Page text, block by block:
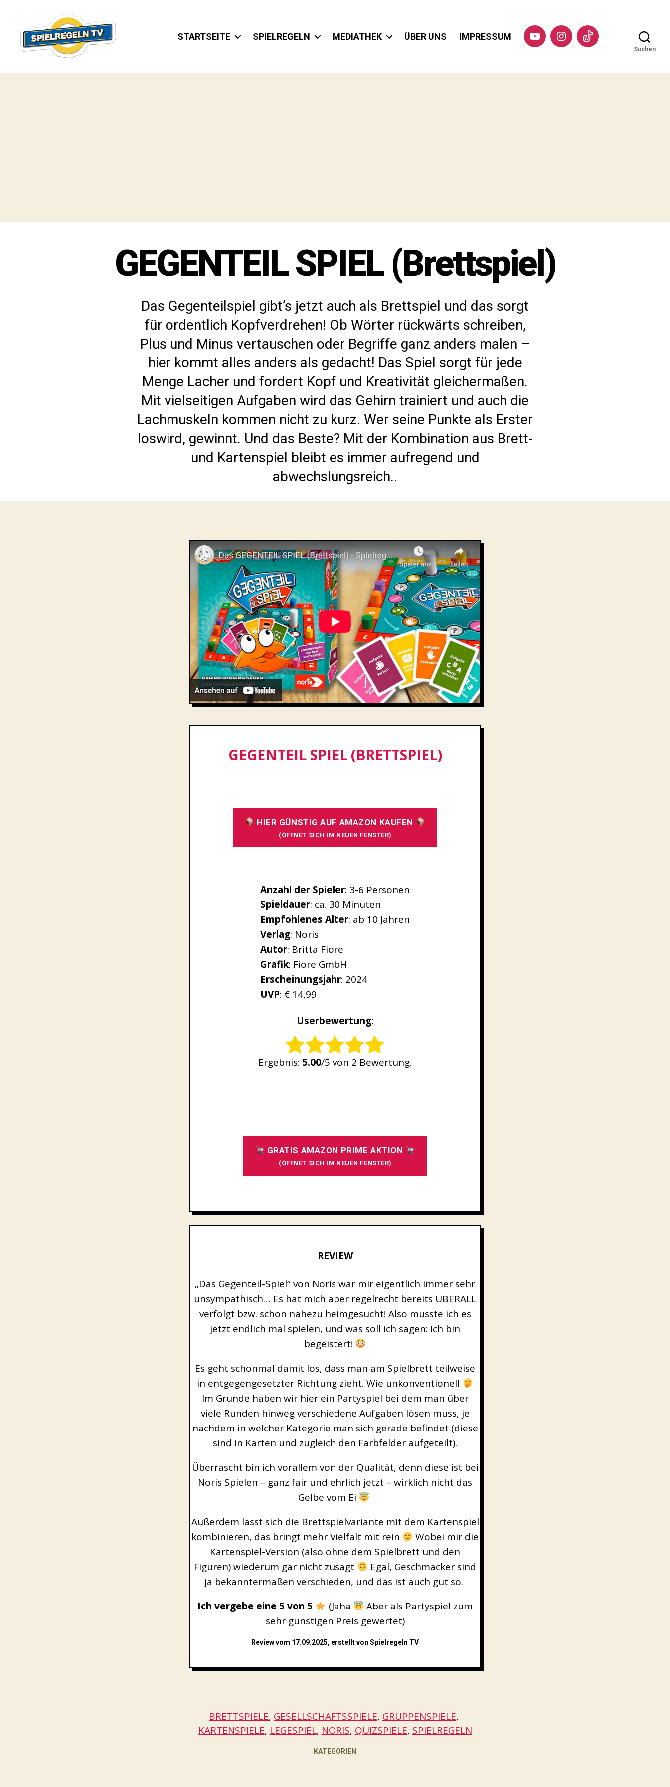
TV
STARTSEITE SPIELREGELN MEDIATHEK ÜBER UNS IMPRESSUM YouTubeInstagramTikTok
Suchen
GEGENTEIL SPIEL (Brettspiel)
Das Gegenteilspiel gibt’s jetzt auch als Brettspiel und das sorgt
für ordentlich Kopfverdrehen! Ob Wörter rückwärts schreiben,
Plus und Minus vertauschen oder Begriffe ganz anders malen –
hier kommt alles anders als gedacht! Das Spiel sorgt für jede
Menge Lacher und fordert Kopf und Kreativität gleichermaßen.
Mit vielseitigen Aufgaben wird das Gehirn trainiert und auch die
Lachmuskeln kommen nicht zu kurz. Wer seine Punkte als Erster
loswird, gewinnt. Und das Beste? Mit der Kombination aus Brett-
und Kartenspiel bleibt es immer aufregend und
abwechslungsreich..
GEGENTEIL SPIEL (BRETTSPIEL)
HIER GÜNSTIG AUF AMAZON KAUFEN
(ÖFFNET SICH IM NEUEN FENSTER)
Anzahl der Spieler: 3-6 Personen
Spieldauer: ca. 30 Minuten
Empfohlenes Alter: ab 10 Jahren
Verlag: Noris
Autor: Britta Fiore
Grafik: Fiore GmbH
Erscheinungsjahr: 2024
UVP: € 14,99
Userbewertung:
Rate this item:
SUBMIT RATING
Ergebnis: 5.00/5 von 2 Bewertung.
GRATIS AMAZON PRIME AKTION
(ÖFFNET SICH IM NEUEN FENSTER)
REVIEW
„Das Gegenteil-Spiel“ von Noris war mir eigentlich immer sehr
unsympathisch… Es hat mich aber regelrecht bereits ÜBERALL
verfolgt bzw. schon nahezu heimgesucht! Also musste ich es
jetzt endlich mal spielen, und was soll ich sagen: Ich bin
begeistert!
Es geht schonmal damit los, dass man am Spielbrett teilweise
in entgegengesetzter Richtung zieht. Wie unkonventionell
Im Grunde haben wir hier ein Partyspiel bei dem man über
viele Runden hinweg verschiedene Aufgaben lösen muss, je
nachdem in welcher Kategorie man sich gerade befindet (diese
sind in Karten und zugleich den Farbfelder aufgeteilt).
Überrascht bin ich vorallem von der Qualität, denn diese ist bei
Noris Spielen – ganz fair und ehrlich jetzt – wirklich nicht das
Gelbe vom Ei
Außerdem lässt sich die Brettspielvariante mit dem Kartenspiel
kombinieren, das bringt mehr Vielfalt mit rein
Wobei mir die
Kartenspiel-Version (also ohne dem Spielbrett und den
Figuren) wiederum gar nicht zusagt
Egal, Geschmäcker sind
ja bekanntermaßen verschieden, und das ist auch gut so.
Ich vergebe eine 5 von 5
(Jaha
Aber als Partyspiel zum
sehr günstigen Preis gewertet)
Review vom 17.09.2025, erstellt von Spielregeln TV
BRETTSPIELE, GESELLSCHAFTSSPIELE, GRUPPENSPIELE
KARTENSPIELE, LEGESPIEL, NORIS, QUIZSPIELE, SPIELREGELN
KATEGORIEN